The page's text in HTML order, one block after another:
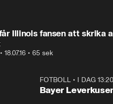
Illinois fansen att skrika
• 18.07.16 • 65 sek
Plus
FOTBOLL• I DAG 13:20
Bayer